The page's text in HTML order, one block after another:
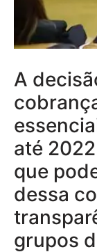
A
até
que
dessa
grupos